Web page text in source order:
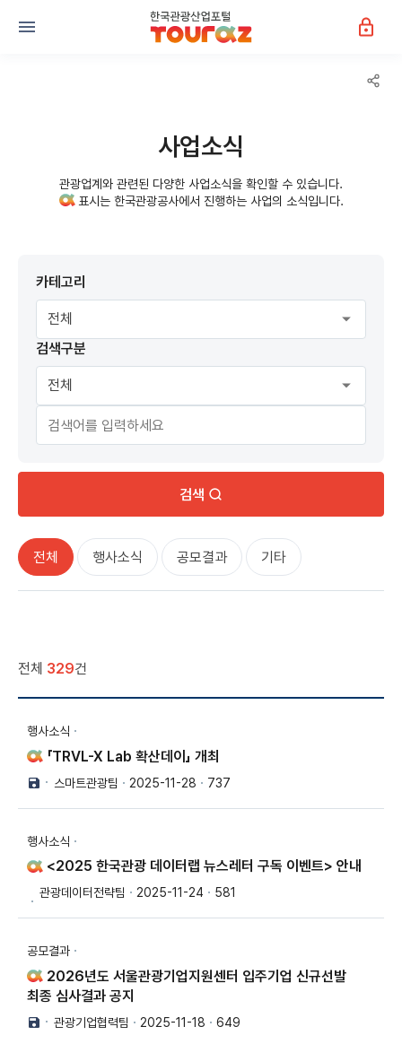
사업소식
관광업계와 관련된 다양한 사업소식을 확인할 수 있습니다.
표시는 한국관광공사에서 진행하는 사업의 소식입니다.
카테고리
검색구분
검색
전체 행사소식 공모결과 기타
전체 329건
행사소식
「TRVL-X Lab 확산데이」 개최
스마트관광팀 2025-11-28 737
행사소식
<2025 한국관광 데이터랩 뉴스레터 구독 이벤트> 안내
관광데이터전략팀 2025-11-24 581
공모결과
2026년도 서울관광기업지원센터 입주기업 신규선발
최종 심사결과 공지
관광기업협력팀 2025-11-18 649